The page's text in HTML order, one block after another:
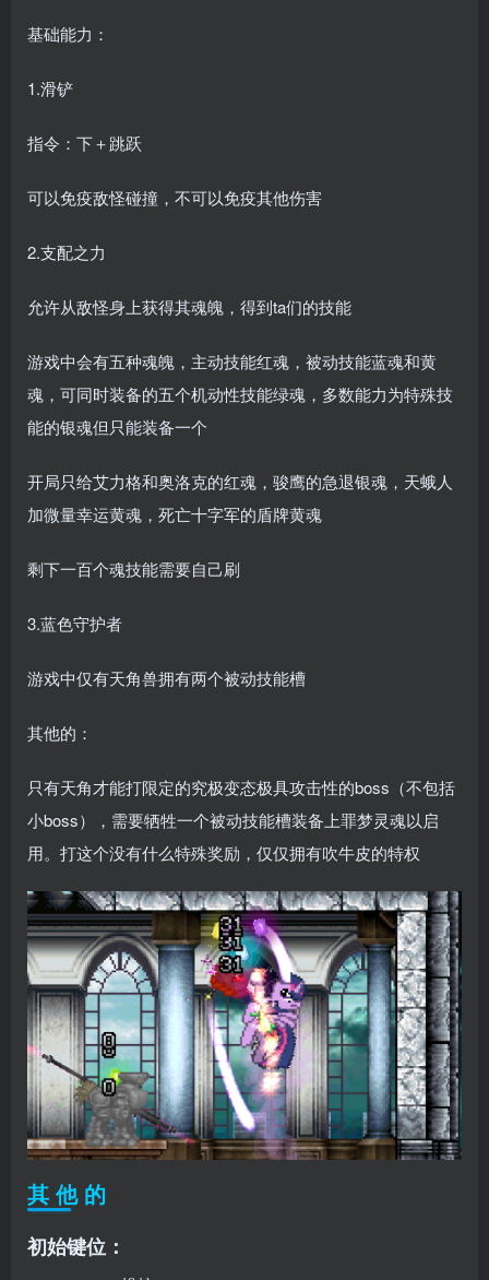
基础能力：
1.滑铲
指令：下＋跳跃
可以免疫敌怪碰撞，不可以免疫其他伤害
2.支配之力
允许从敌怪身上获得其魂魄，得到ta们的技能
游戏中会有五种魂魄，主动技能红魂，被动技能蓝魂和黄
魂，可同时装备的五个机动性技能绿魂，多数能力为特殊技
能的银魂但只能装备一个
开局只给艾力格和奥洛克的红魂，骏鹰的急退银魂，天蛾人
加微量幸运黄魂，死亡十字军的盾牌黄魂
剩下一百个魂技能需要自己刷
3.蓝色守护者
游戏中仅有天角兽拥有两个被动技能槽
其他的：
只有天角才能打限定的究极变态极具攻击性的boss（不包括
小boss），需要牺牲一个被动技能槽装备上罪梦灵魂以启
用。打这个没有什么特殊奖励，仅仅拥有吹牛皮的特权
其 他 的
初始键位：